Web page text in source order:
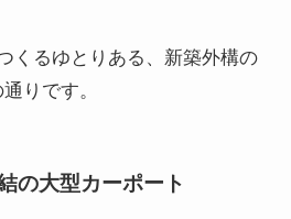
くるゆとりある、新築外構の
りです。
の大型カーポート